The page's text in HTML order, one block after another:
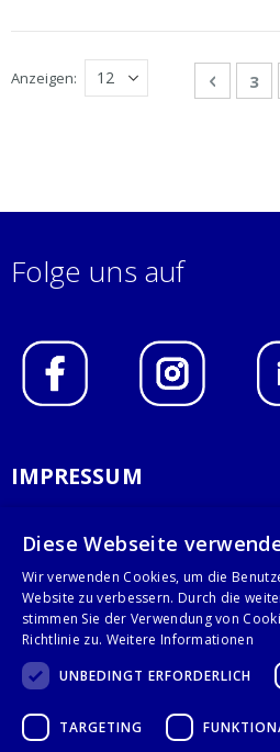
Seite
ZurückSeite
3
Anzeigen
Folge uns auf
IMPRESSUM
AGB
KONTAKT
Stalgast GmbH
28359 Bremen
Diese Webseite
Wir verwenden Cookies, um die
Website zu verbessern. Durch die
stimmen Sie der Verwendung von
Richtlinie zu. Weitere Informationen
UNBEDINGT ERFORDERLICH
TARGETING